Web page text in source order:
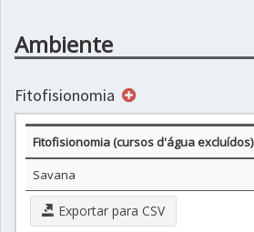
Ambiente
Fitofisionomia
Fitofisionomia (cursos d'água excluídos)
Savana
Exportar para CSV